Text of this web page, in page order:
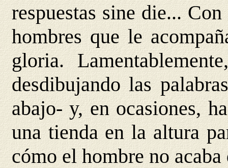
respuestas sine die...
hombres que le
gloria.
desdibujando las
abajo- y, en ocasiones,
una tienda en la altura
cómo el hombre no